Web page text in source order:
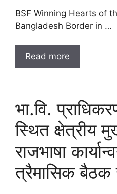
BSF Winning Hearts of
Bangladesh Border in …
Read more
भा.वि.
स्थित क्षेत्रीय
राजभाषा
त्रैमासिक